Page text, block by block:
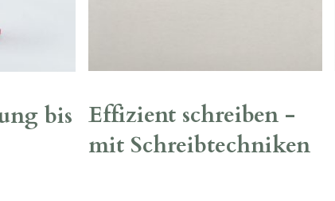
bis Effizient schreiben -
mit Schreibtechniken